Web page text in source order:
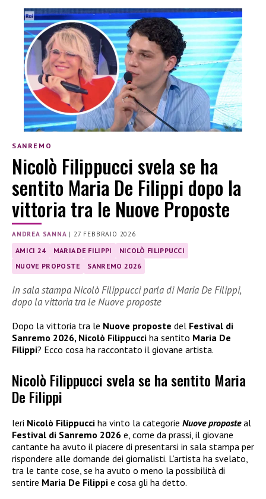
SANREMO
Nicolò Filippucci svela se ha
sentito Maria De Filippi dopo la
vittoria tra le Nuove Proposte
ANDREA SANNA |27 FEBBRAIO 2026
AMICI 24 MARIA DE FILIPPI
NICOLÒ FILIPPUCCI
NUOVE PROPOSTE
SANREMO 2026
In sala stampa Nicolò Filippucci parla di Maria De Filippi,
dopo la vittoria tra le Nuove proposte
Dopo la vittoria tra le Nuove proposte del Festival di
Sanremo 2026, Nicolò Filippucci ha sentito Maria De
Filippi? Ecco cosa ha raccontato il giovane artista.
Nicolò Filippucci svela se ha sentito Maria
De Filippi
Ieri Nicolò Filippucci ha vinto la categorie Nuove proposteal
Festival di Sanremo 2026 e, come da prassi, il giovane
cantante ha avuto il piacere di presentarsi in sala stampa per
rispondere alle domande dei giornalisti. L’artista ha svelato,
tra le tante cose, se ha avuto o meno la possibilità di
sentire Maria De Filippi e cosa gli ha detto.